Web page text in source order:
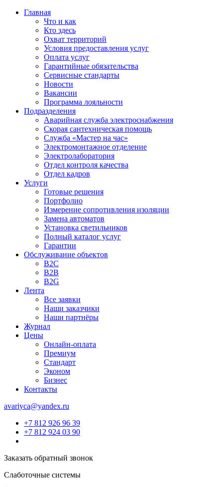
Главная
Что и как
Кто здесь
Охват территорий
Условия предоставления услуг
Оплата услуг
Гарантийные обязательства
Сервисные стандарты
Новости
Вакансии
Программа лояльности
Подразделения
Аварийная служба электроснабжения
Скорая сантехническая помощь
Служба «Мастер на час»
Электромонтажное отделение
Электролаборатория
Отдел контроля качества
Отдел кадров
Услуги
Готовые решения
Портфолио
Измерение сопротивления изоляции
Замена автоматов
Установка светильников
Полный каталог услуг
Гарантии
Обслуживание объектов
B2C
B2B
B2G
Лента
Все заявки
Наши заказчики
Наши партнёры
Журнал
Цены
Онлайн-оплата
Премиум
Стандарт
Эконом
Бизнес
Контакты
avariyca@yandex.ru
+7 812 926 96 39
+7 812 924 03 90
Заказать обратный звонок
Слаботочные системы